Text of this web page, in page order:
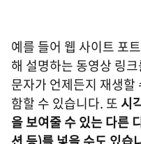
예를 들어 웹 사이트 포
해 설명하는 동영상 링
문자가 언제든지 재생
함할 수 있습니다. 또시
을 보여줄 수 있는 다른